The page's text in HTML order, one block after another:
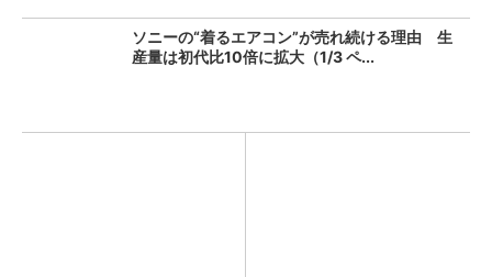
ソニーの“着るエアコン”が売れ続ける理由 生
産量は初代比10倍に拡大（1/3 ペ...